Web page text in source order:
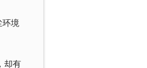
环境
却有